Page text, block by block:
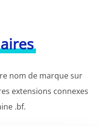
nom de marque sur
extensions connexes
.bf.